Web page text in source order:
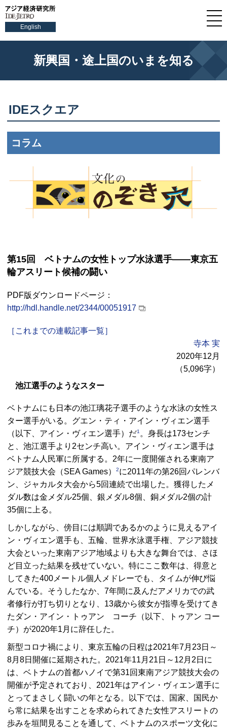
English
新興国・途上国のいまを知る
IDEスクエア
コラム
第15回 ベトナムの女性トップ水泳選手――東京五
輪アスリート候補の闘い
PDF版ダウンロードページ：
http://hdl.handle.net/2344/00051917
［これまでの連載記事一覧］
寺本 実
2020年12月
（5,096字）
池江選手のようなスター
ベトナムにも日本の池江璃花子選手のような水泳の女性ス
ター選手がいる。グエン・ティ・アイン・ヴィエン選手
（以下、アイン・ヴィエン選手）だ1 。身長は173センチ
と、池江選手より2センチ高い。アイン・ヴィエン選手は
ベトナム人民軍に所属する。2年に一度開催される東南ア
ジア競技大会（SEA Games）
2に2011年の第26回パレンバ
ン、ジャカルタ大会から5回連続で出場した。獲得したメ
ダル数は金メダル25個、銀メダル8個、銅メダル2個の計
35個に上る。
しかしながら、傍目には順調であるかのように見えるアイ
ン・ヴィエン選手も、五輪、世界水泳選手権、アジア競技
大会といった東南アジア地域よりも大きな舞台では、さほ
ど目立った結果を残せていない。特にここ数年は、得意と
してきた400メートル個人メドレーでも、タイムが伸び悩
んでいる。そうしたなか、7年間に及んだアメリカでの武
者修行が打ち切りとなり、13歳から彼女が指導を受けてき
たダン・アイン・トゥアン コーチ（以下、トゥアン コー
チ）が2020年1月に辞任した。
新型コロナ禍により、東京五輪の日程は2021年7月23日～
8月8日開催に延期された。2021年11月21日～12月2日に
は、ベトナムの首都ハノイで第31回東南アジア競技大会の
開催が予定されており、2021年はアイン・ヴィエン選手に
とってまさしく闘いの年となる。以下では、国家、国民か
ら常に結果を出すことを求められてきた女性アスリートの
歩みを垣間見ることを通して、ベトナムのスポーツ文化に